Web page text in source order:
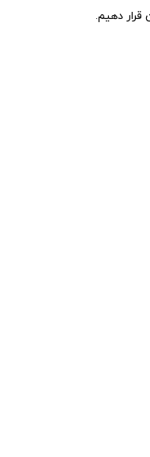
قرار دهیم.